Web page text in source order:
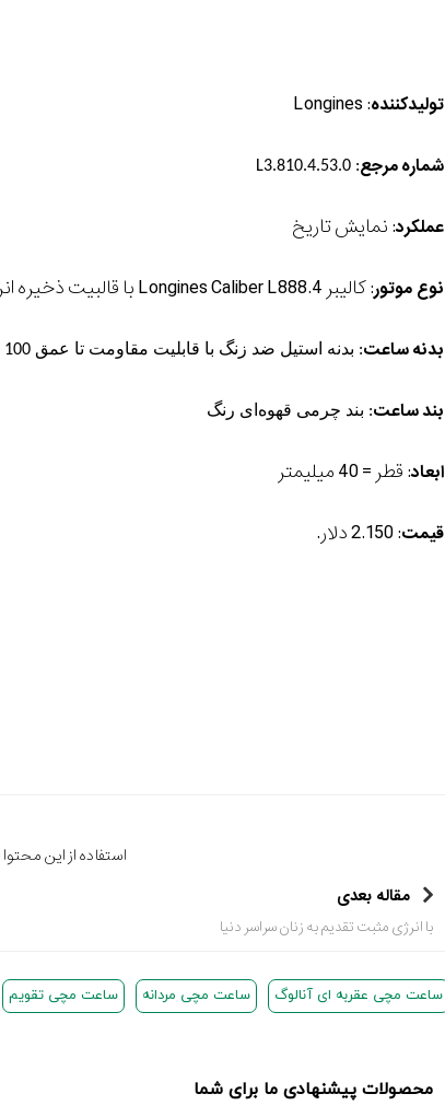
تولیدکننده: Longines
شمارهمرجع: L3.810.4.53.0
عملکرد: نمایش تاریخ
نوع موتور: کالیبر Longines Caliber L888.4 با قالبیت ذخیره انرژی به مدت 64 ساعت
بدنهساعت: بدنه استیل ضد زنگ با قابلیت مقاومت تا عمق 100 متری آب
بندساعت: بند چرمی قهوه‌ای رنگ
ابعاد: قطر = 40 میلیمتر
قیمت: 2.150 دلار.
استفاده از این
مقاله بعدی
با انرژی مثبت تقدیم به زنان سراسر دنیا
ساعت مچی عقربه ای آنالوگ ساعت مچی مردانه ساعت مچی تقویم
محصولات پیشنهادی ما برای شما